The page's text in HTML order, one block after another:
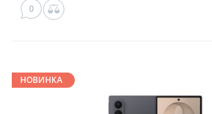
0
НОВИНКА